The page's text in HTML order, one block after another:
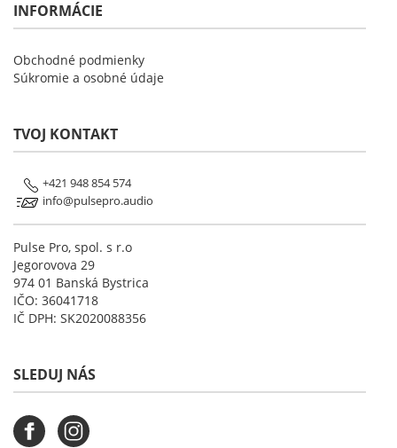
INFORMÁCIE
Obchodné podmienky
Súkromie a osobné údaje
TVOJ KONTAKT
+421 948 854 574
info@pulsepro.audio
Pulse Pro, spol. s r.o
Jegorovova 29
974 01 Banská Bystrica
IČO: 36041718
IČ DPH: SK2020088356
SLEDUJ NÁS